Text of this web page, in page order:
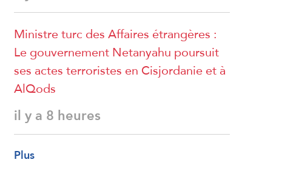
Ministre turc des Affaires étrangères :
Le gouvernement Netanyahu poursuit
ses actes terroristes en Cisjordanie et à
AlQods
il y a 8 heures
Plus